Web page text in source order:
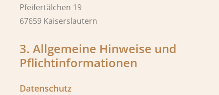
Pfeifertälchen 19
67659 Kaiserslautern
3. Allgemeine Hinweise und
Pflicht­informationen
Datenschutz